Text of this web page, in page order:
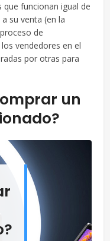
funcionan igual de
su venta (en la
de
vendedores en el
por otras para
un